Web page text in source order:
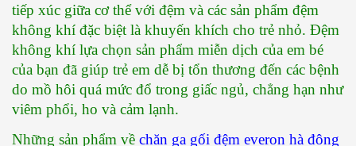
tiếp xúc giữa cơ thể với đệm và các sản phẩm đệm
không khí đặc biệt là khuyến khích cho trẻ nhỏ. Đệm
không khí lựa chọn sản phẩm miễn dịch của em bé
của bạn đã giúp trẻ em dễ bị tổn thương đến các bệnh
do mồ hôi quá mức đổ trong giấc ngủ, chẳng hạn như
viêm phổi, ho và cảm lạnh.
Những sản phẩm về chăn ga gối đệm everon hà đông